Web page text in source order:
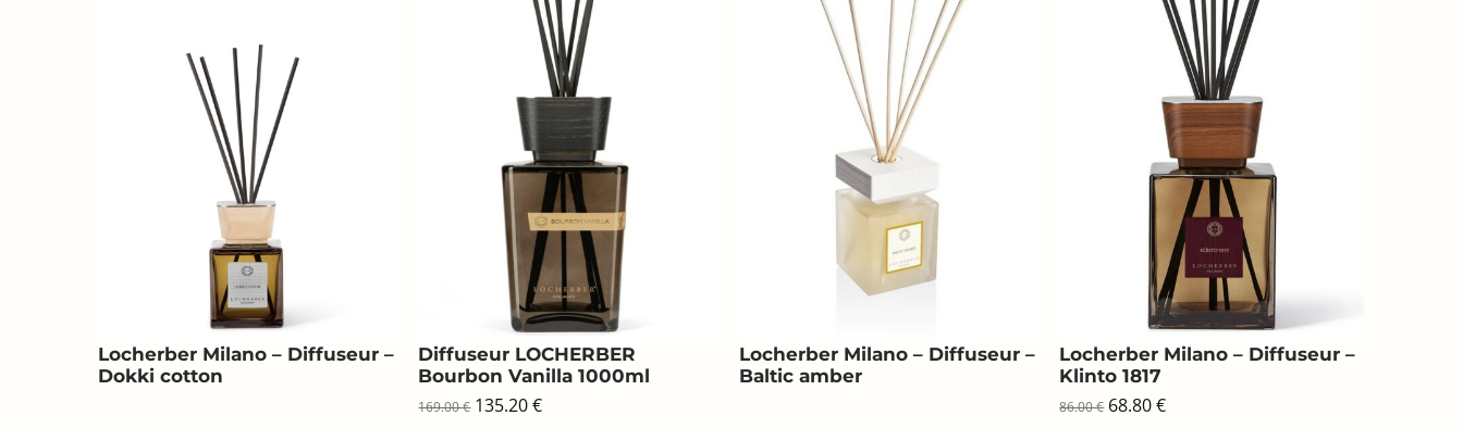
Locherber Milano – Diffuseur –
Dokki cotton
Diffuseur LOCHERBER
Bourbon Vanilla 1000ml
169.00€ Le
prix
135.20€Le
prix
Locherber Milano – Diffuseur –
Baltic amber
Locherber Milano – Diffuseur –
Klinto 1817
86.00€ Le
prix
68.80€Le
prix